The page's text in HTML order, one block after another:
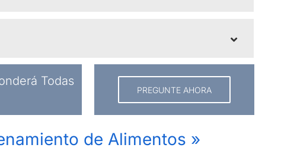
Todas
PREGUNTE AHORA
de Alimentos »